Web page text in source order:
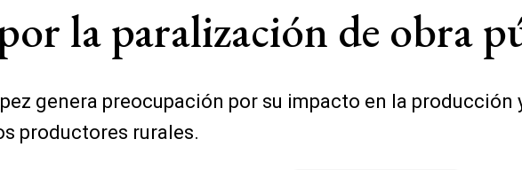
la paralización de obra
genera preocupación por su impacto en la producción
productores rurales.